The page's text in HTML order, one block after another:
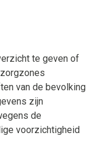
te geven of
van de bevolking
zijn
de
voorzichtigheid